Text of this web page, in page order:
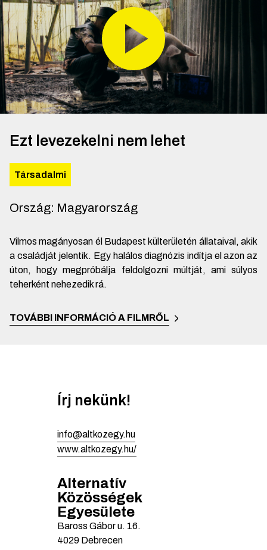
Ezt levezekelni nem lehet
Társadalmi
Ország: Magyarország
Vilmos magányosan él Budapest külterületén állataival, akik
a családját jelentik. Egy halálos diagnózis indítja el azon az
úton, hogy megpróbálja feldolgozni múltját, ami súlyos
teherként nehezedik rá.
TOVÁBBI INFORMÁCIÓ A FILMRŐL
Írj nekünk!
info@altkozegy.hu
www.altkozegy.hu/
Alternatív
Közösségek
Egyesülete
Baross Gábor u. 16.
4029 Debrecen